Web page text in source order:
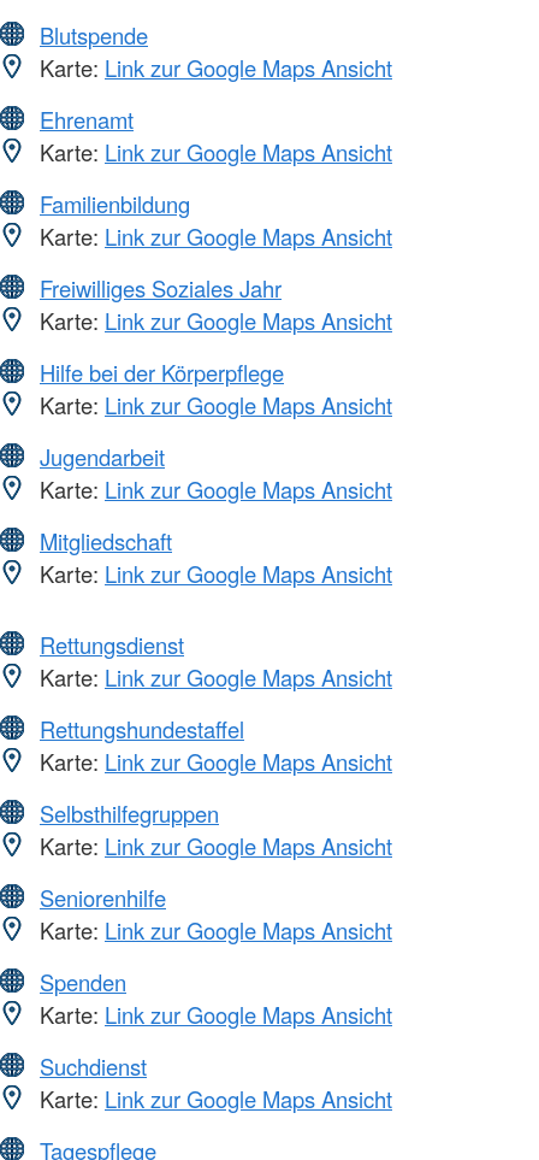
Blutspende
Karte: Link zur Google Maps Ansicht
Ehrenamt
Karte: Link zur Google Maps Ansicht
Familienbildung
Karte: Link zur Google Maps Ansicht
Freiwilliges Soziales Jahr
Karte: Link zur Google Maps Ansicht
Hilfe bei der Körperpflege
Karte: Link zur Google Maps Ansicht
Jugendarbeit
Karte: Link zur Google Maps Ansicht
Mitgliedschaft
Karte: Link zur Google Maps Ansicht
Rettungsdienst
Karte: Link zur Google Maps Ansicht
Rettungshundestaffel
Karte: Link zur Google Maps Ansicht
Selbsthilfegruppen
Karte: Link zur Google Maps Ansicht
Seniorenhilfe
Karte: Link zur Google Maps Ansicht
Spenden
Karte: Link zur Google Maps Ansicht
Suchdienst
Karte: Link zur Google Maps Ansicht
Tagespflege